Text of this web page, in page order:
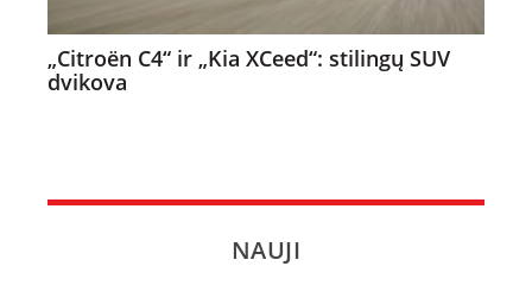
„Citroën C4“ ir „Kia XCeed“: stilingų SUV
dvikova
NAUJI